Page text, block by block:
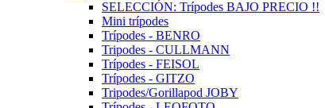
SELECCIÓN: Trípodes BAJO PRECIO !!
Mini trípodes
Trípodes - BENRO
Tripodes - CULLMANN
Trípodes - FEISOL
Trípodes - GITZO
Tripodes/Gorillapod JOBY